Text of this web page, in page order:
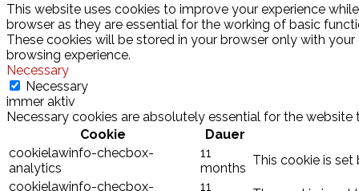
This website uses cookies to improve your experience
browser as they are essential for the working of basic
These cookies will be stored in your browser only with
browsing experience.
Necessary
Necessary
immer aktiv
Necessary cookies are absolutely essential for the
Cookie
Dauer
cookielawinfo-checbox-
analytics
11
months
This cookie is set
cookielawinfo-checbox-
11